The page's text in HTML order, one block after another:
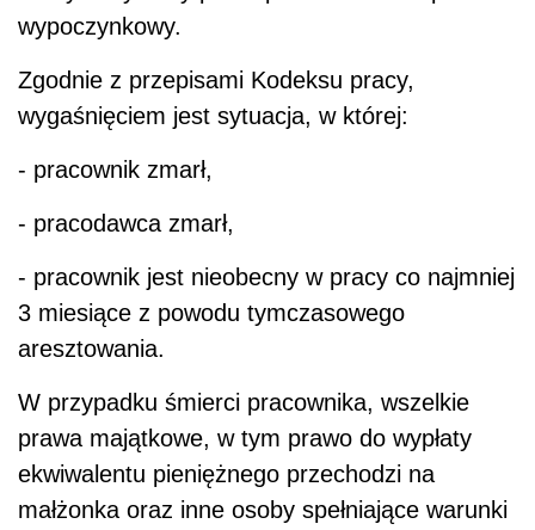
wypoczynkowy.
Zgodnie z przepisami Kodeksu pracy,
wygaśnięciem jest sytuacja, w której:
- pracownik zmarł,
- pracodawca zmarł,
- pracownik jest nieobecny w pracy co najmniej
3 miesiące z powodu tymczasowego
aresztowania.
W przypadku śmierci pracownika, wszelkie
prawa majątkowe, w tym prawo do wypłaty
ekwiwalentu pieniężnego przechodzi na
małżonka oraz inne osoby spełniające warunki